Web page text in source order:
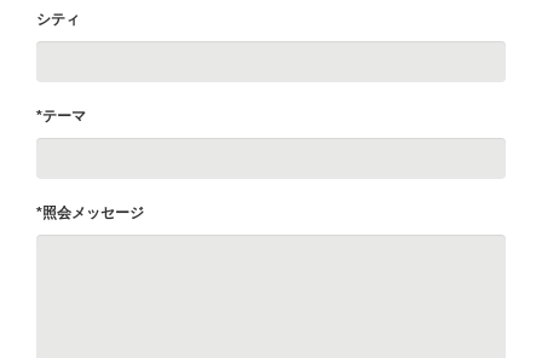
シティ
*テーマ
*照会メッセージ